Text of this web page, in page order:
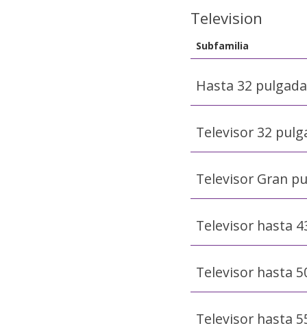
Television
Subfamilia
Hasta 32
Televisor 32
Televisor Gran
Televisor hasta
Televisor hasta
Televisor hasta